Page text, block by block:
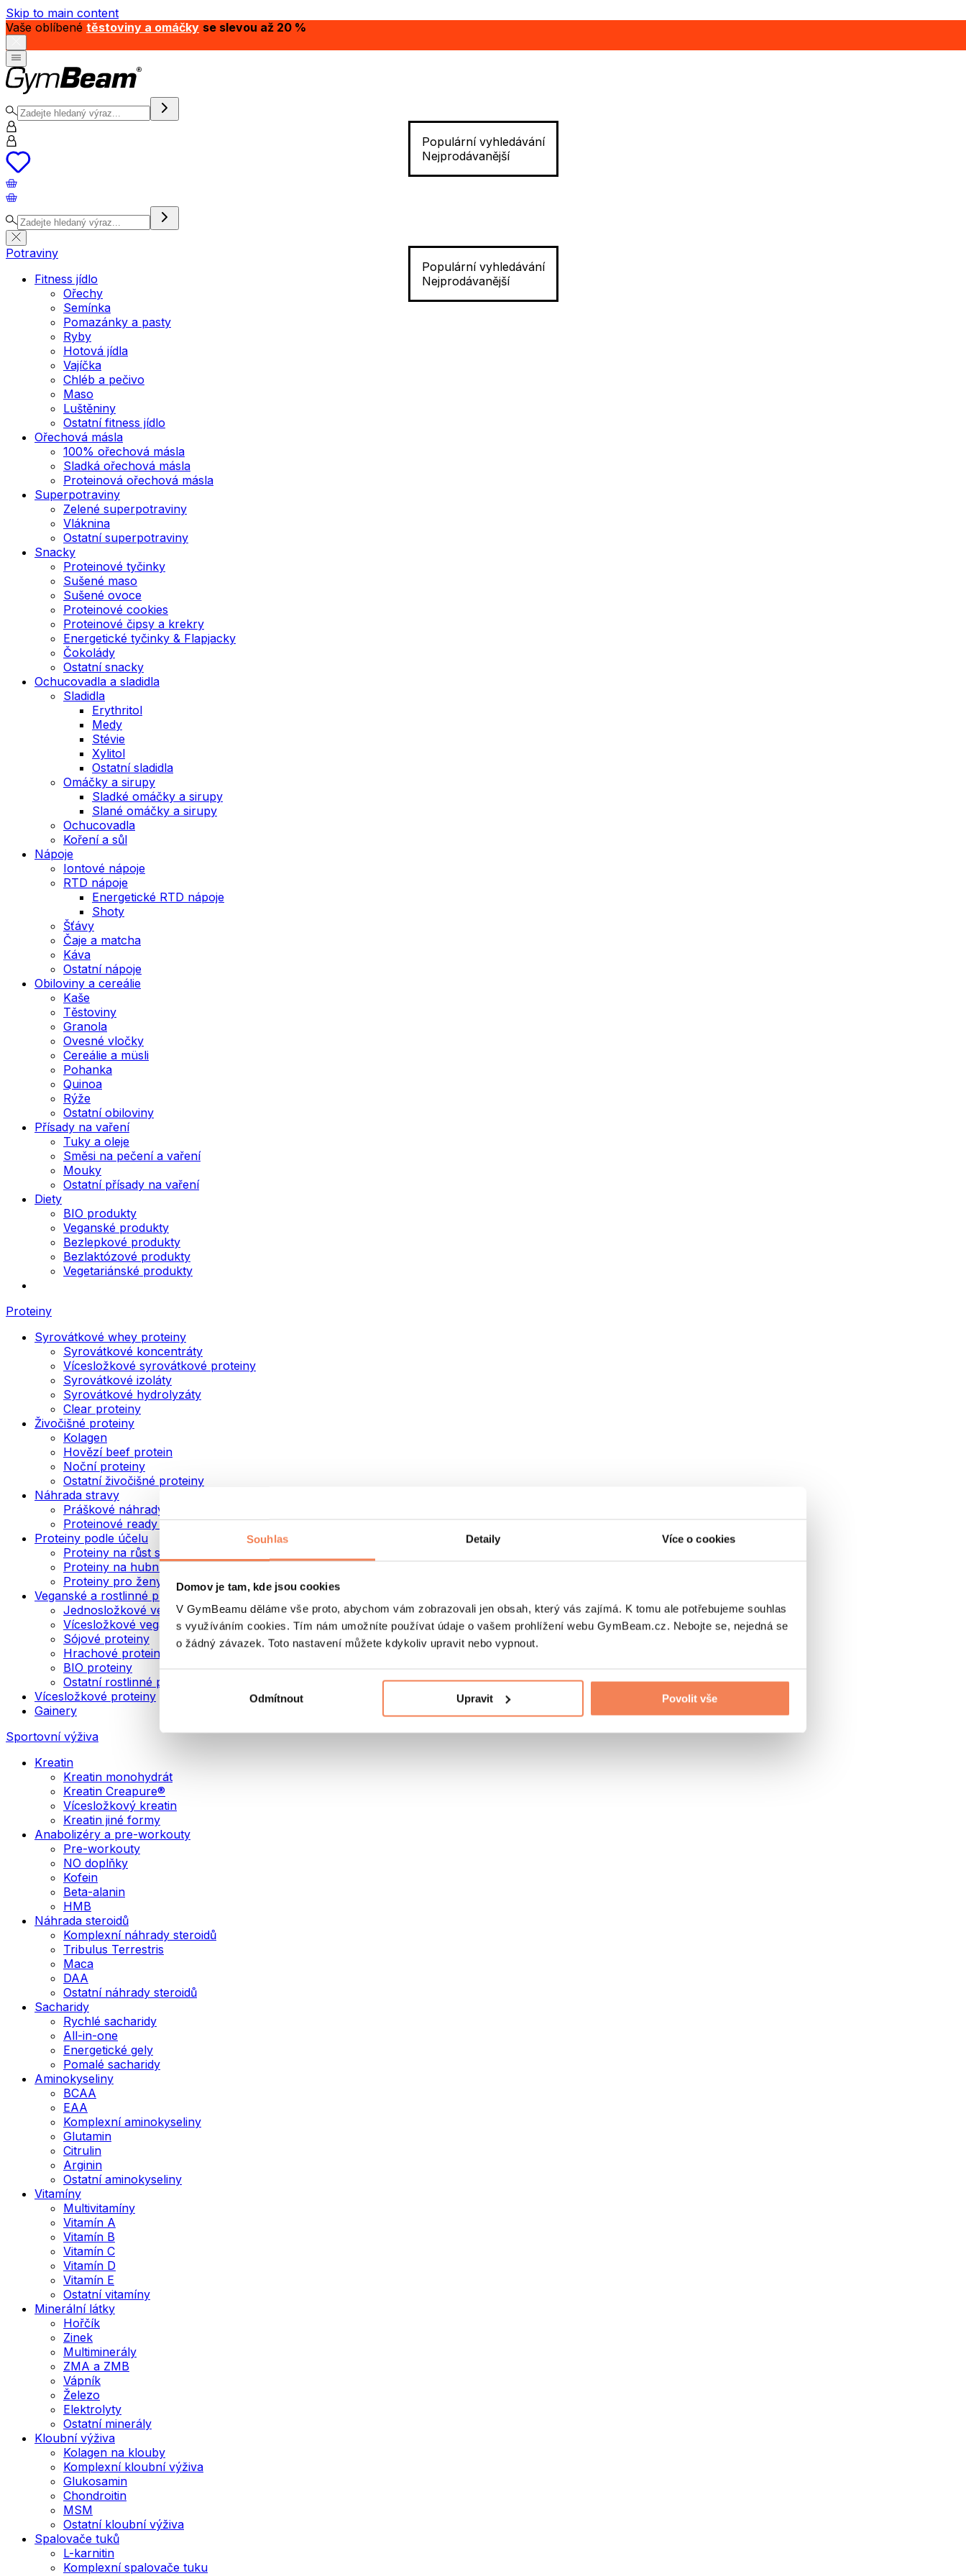
Souhlas Detaily Více o cookies
Domov je tam, kde jsou cookies
V GymBeamu děláme vše proto, abychom vám zobrazovali jen obsah, který vás zajímá. K tomu ale potřebujeme souhlas
s využíváním cookies. Tím nám umožníte používat údaje o vašem prohlížení webu GymBeam.cz. Nebojte se, nejedná se
o žádný závazek. Toto nastavení můžete kdykoliv upravit nebo vypnout.
Odmítnout Upravit Povolit vše
Skip to main content
Vaše oblíbené těstoviny a omáčky se slevou až 20 %
Populární vyhledávání
Nejprodávanější
Populární vyhledávání
Nejprodávanější
Potraviny
Fitness jídlo
Ořechy
Semínka
Pomazánky a pasty
Ryby
Hotová jídla
Vajíčka
Chléb a pečivo
Maso
Luštěniny
Ostatní fitness jídlo
Ořechová másla
100% ořechová másla
Sladká ořechová másla
Proteinová ořechová másla
Superpotraviny
Zelené superpotraviny
Vláknina
Ostatní superpotraviny
Snacky
Proteinové tyčinky
Sušené maso
Sušené ovoce
Proteinové cookies
Proteinové čipsy a krekry
Energetické tyčinky & Flapjacky
Čokolády
Ostatní snacky
Ochucovadla a sladidla
Sladidla
Erythritol
Medy
Stévie
Xylitol
Ostatní sladidla
Omáčky a sirupy
Sladké omáčky a sirupy
Slané omáčky a sirupy
Ochucovadla
Koření a sůl
Nápoje
Iontové nápoje
RTD nápoje
Energetické RTD nápoje
Shoty
Šťávy
Čaje a matcha
Káva
Ostatní nápoje
Obiloviny a cereálie
Kaše
Těstoviny
Granola
Ovesné vločky
Cereálie a müsli
Pohanka
Quinoa
Rýže
Ostatní obiloviny
Přísady na vaření
Tuky a oleje
Směsi na pečení a vaření
Mouky
Ostatní přísady na vaření
Diety
BIO produkty
Veganské produkty
Bezlepkové produkty
Bezlaktózové produkty
Vegetariánské produkty
Proteiny
Syrovátkové whey proteiny
Syrovátkové koncentráty
Vícesložkové syrovátkové proteiny
Syrovátkové izoláty
Syrovátkové hydrolyzáty
Clear proteiny
Živočišné proteiny
Kolagen
Hovězí beef protein
Noční proteiny
Ostatní živočišné proteiny
Náhrada stravy
Práškové náhrady stravy
Proteinové ready to drink nápoje
Proteiny podle účelu
Proteiny na růst svalů
Proteiny na hubnutí
Proteiny pro ženy
Veganské a rostlinné proteiny
Jednosložkové veganské proteiny
Vícesložkové veganské proteiny
Sójové proteiny
Hrachové proteiny
BIO proteiny
Ostatní rostlinné proteiny
Vícesložkové proteiny
Gainery
Sportovní výživa
Kreatin
Kreatin monohydrát
Kreatin Creapure®
Vícesložkový kreatin
Kreatin jiné formy
Anabolizéry a pre-workouty
Pre-workouty
NO doplňky
Kofein
Beta-alanin
HMB
Náhrada steroidů
Komplexní náhrady steroidů
Tribulus Terrestris
Maca
DAA
Ostatní náhrady steroidů
Sacharidy
Rychlé sacharidy
All-in-one
Energetické gely
Pomalé sacharidy
Aminokyseliny
BCAA
EAA
Komplexní aminokyseliny
Glutamin
Citrulin
Arginin
Ostatní aminokyseliny
Vitamíny
Multivitamíny
Vitamín A
Vitamín B
Vitamín C
Vitamín D
Vitamín E
Ostatní vitamíny
Minerální látky
Hořčík
Zinek
Multiminerály
ZMA a ZMB
Vápník
Železo
Elektrolyty
Ostatní minerály
Kloubní výživa
Kolagen na klouby
Komplexní kloubní výživa
Glukosamin
Chondroitin
MSM
Ostatní kloubní výživa
Spalovače tuků
L-karnitin
Komplexní spalovače tuku